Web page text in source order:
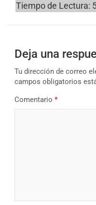
Deja una
Tu dirección de correo
campos obligatorios
Comentario *